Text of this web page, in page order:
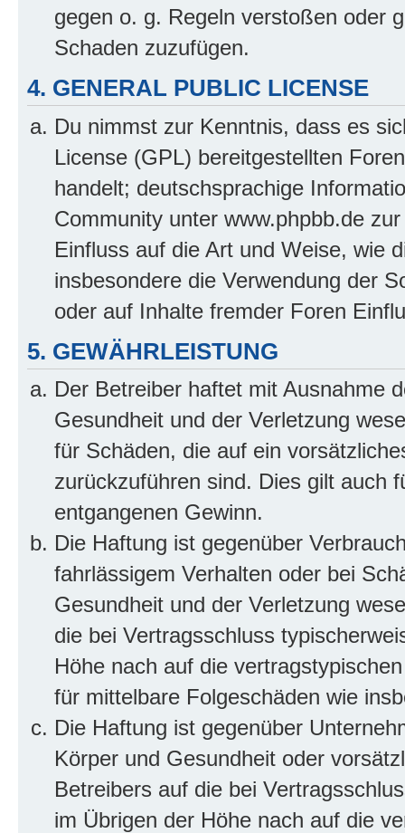
gegen o. g. Regeln verstoßen oder
Schaden zuzufügen.
4. GENERAL PUBLIC LICENSE
Du nimmst zur Kenntnis, dass es
License (GPL) bereitgestellten
handelt; deutschsprachige
Community unter www.phpbb.de
Einfluss auf die Art und Weise, wie
insbesondere die Verwendung der
oder auf Inhalte fremder Foren
5. GEWÄHRLEISTUNG
Der Betreiber haftet mit Ausnahme
Gesundheit und der Verletzung
für Schäden, die auf ein
zurückzuführen sind. Dies gilt auch
entgangenen Gewinn.
Die Haftung ist gegenüber
fahrlässigem Verhalten oder bei
Gesundheit und der Verletzung
die bei Vertragsschluss
Höhe nach auf die
für mittelbare Folgeschäden wie
Die Haftung ist gegenüber
Körper und Gesundheit oder
Betreibers auf die bei
im Übrigen der Höhe nach auf die